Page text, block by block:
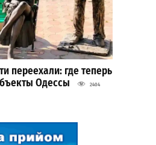
переехали: где теперь
Одессы
2404